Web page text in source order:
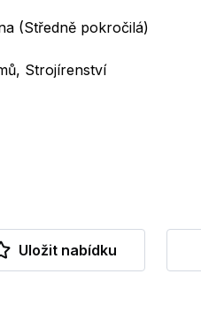
(Středně pokročilá)
Strojírenství
Uložit nabídku